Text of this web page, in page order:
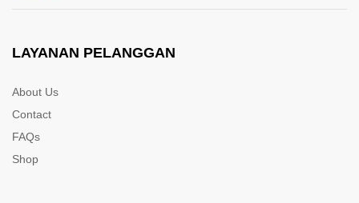
LAYANAN PELANGGAN
About Us
Contact
FAQs
Shop